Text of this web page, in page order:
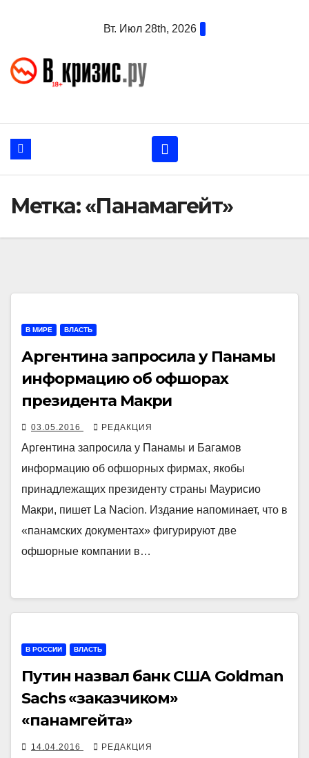
Вт. Июл 28th, 2026
Метка:«Панамагейт»
В МИРЕ ВЛАСТЬ
Аргентина запросила у Панамы
информацию об офшорах
президента Макри
03.05.2016 РЕДАКЦИЯ
Аргентина запросила у Панамы и Багамов
информацию об офшорных фирмах, якобы
принадлежащих президенту страны Маурисио
Макри, пишет La Nacion. Издание напоминает, что в
«панамских документах» фигурируют две
офшорные компании в…
В РОССИИ ВЛАСТЬ
Путин назвал банк США Goldman
Sachs «заказчиком»
«панамгейта»
14.04.2016 РЕДАКЦИЯ